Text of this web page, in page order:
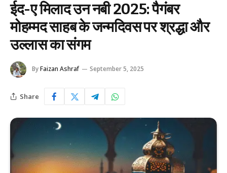
ईद-ए मिलाद उन नबी 2025: पैगंबर
मोहम्मद साहब के जन्मदिवस पर श्रद्धा और
उल्लास का संगम
ByFaizan Ashraf September 5, 2025
Share